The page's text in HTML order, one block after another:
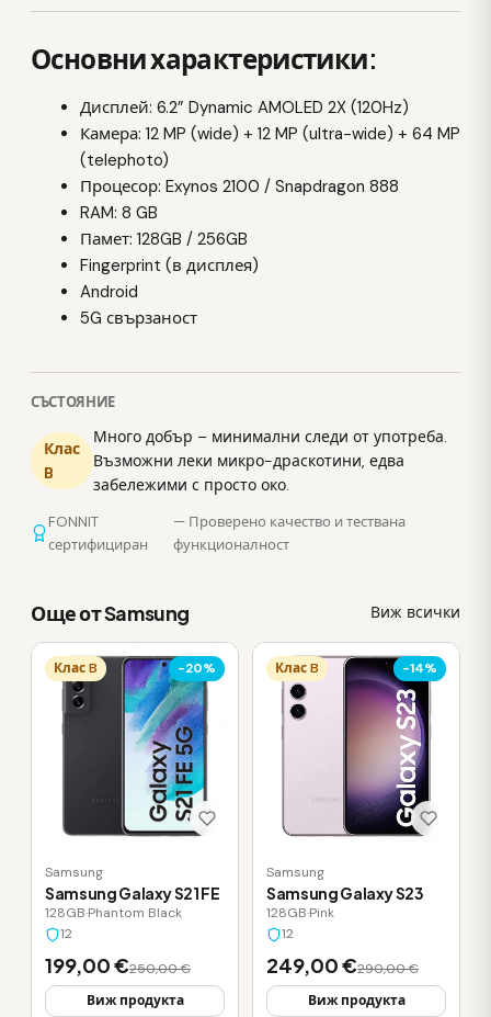
Основни характеристики:
Дисплей: 6.2” Dynamic AMOLED 2X (120Hz)
Камера: 12 MP (wide) + 12 MP (ultra-wide) + 64 MP
(telephoto)
Процесор: Exynos 2100 / Snapdragon 888
RAM: 8 GB
Памет: 128GB / 256GB
Fingerprint (в дисплея)
Android
5G свързаност
СЪСТОЯНИЕ
Клас
B
Много добър – минимални следи от употреба.
Възможни леки микро-драскотини, едва
забележими с просто око.
FONNIT
сертифициран
— Проверено качество и тествана
функционалност
Още от Samsung Виж всички
Клас B -20%
Samsung
Samsung Galaxy S21 FE
128GB·Phantom Black
12
199,00 €250,00 €
Виж продукта
Клас B -14%
Samsung
Samsung Galaxy S23
128GB·Pink
12
249,00 €290,00 €
Виж продукта